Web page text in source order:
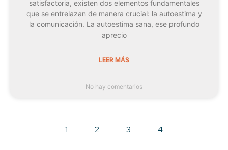
satisfactoria, existen dos elementos fundamentales
que se entrelazan de manera crucial: la autoestima y
la comunicación. La autoestima sana, ese profundo
aprecio
LEER MÁS
No hay comentarios
1 2 3 4